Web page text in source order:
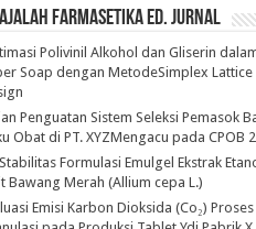
Farmasetika Ed. Jurnal
Polivinil Alkohol dan Gliserin
Soap dengan MetodeSimplex Lattice
Penguatan Sistem Seleksi Pemasok
Obat di PT. XYZMengacu pada CPOB
Formulasi Emulgel Ekstrak
Bawang Merah (Allium cepa L.)
Emisi Karbon Dioksida (Co₂) Proses